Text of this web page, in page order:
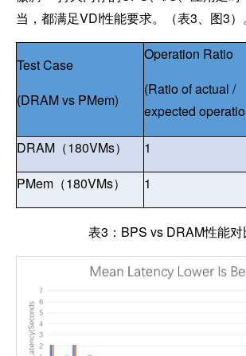
当，都满足VDI性能要求。（表3、图3）。
Test Case
(DRAM vs PMem)
Operation Ratio
(Ratio of actual /
expected
DRAM （180VMs） 1
PMem （180VMs） 1
表3：BPS vs DRAM性能对